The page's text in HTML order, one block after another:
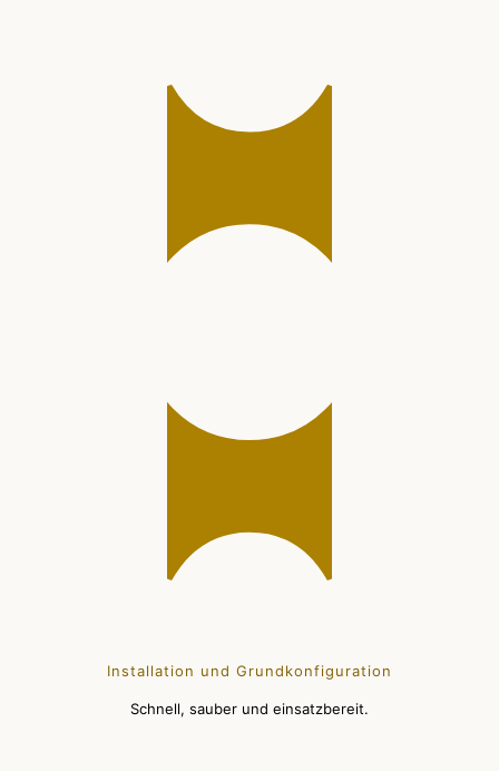
Installation und Grundkonfiguration
Schnell, sauber und einsatzbereit.